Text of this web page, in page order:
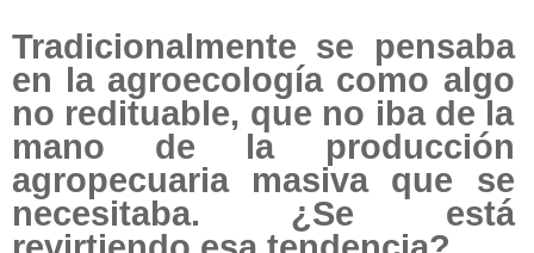
Tradicionalmente se pensaba
en la agroecología como algo
no redituable, que no iba de la
mano de la producción
agropecuaria masiva que se
necesitaba. ¿Se está